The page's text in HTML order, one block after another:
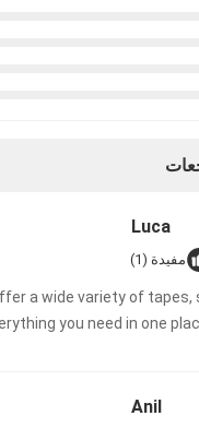
Luca
مفيدة (1)
a wide variety of tapes,
you need in one
Anil